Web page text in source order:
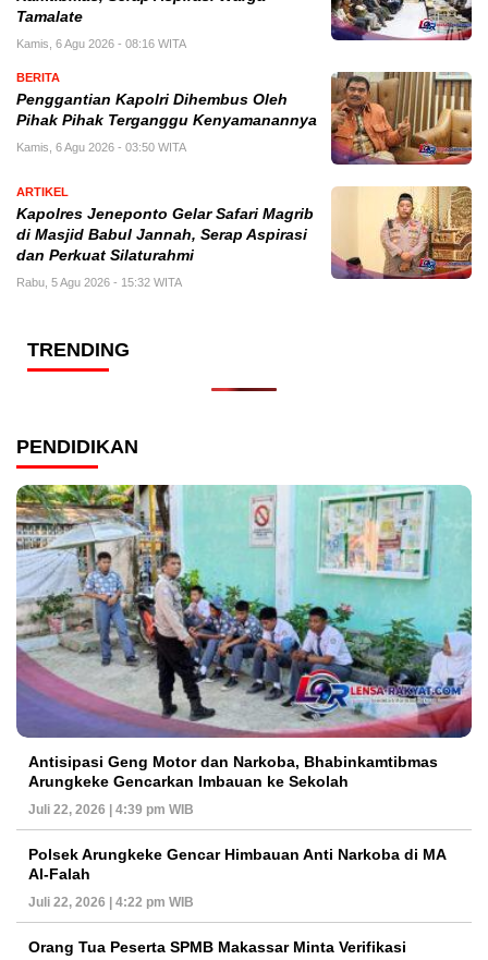
Tamalate
Kamis, 6 Agu 2026 - 08:16 WITA
BERITA
Penggantian Kapolri Dihembus Oleh
Pihak Pihak Terganggu Kenyamanannya
Kamis, 6 Agu 2026 - 03:50 WITA
ARTIKEL
Kapolres Jeneponto Gelar Safari Magrib
di Masjid Babul Jannah, Serap Aspirasi
dan Perkuat Silaturahmi
Rabu, 5 Agu 2026 - 15:32 WITA
TRENDING
PENDIDIKAN
Antisipasi Geng Motor dan Narkoba, Bhabinkamtibmas
Arungkeke Gencarkan Imbauan ke Sekolah
Juli 22, 2026 | 4:39 pm WIB
Polsek Arungkeke Gencar Himbauan Anti Narkoba di MA
Al-Falah
Juli 22, 2026 | 4:22 pm WIB
Orang Tua Peserta SPMB Makassar Minta Verifikasi